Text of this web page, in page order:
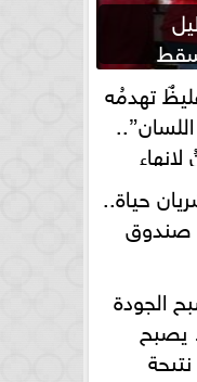
تهدمُه
لإنهاءِ
حياة..
الجودة
يصبح
نتيجة